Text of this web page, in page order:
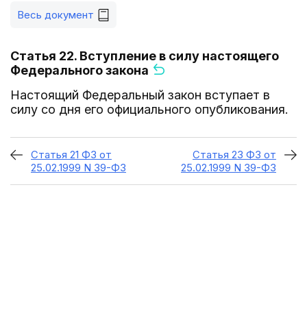
Весь документ
Статья 22. Вступление в силу настоящего
Федерального закона
Настоящий Федеральный закон вступает в
силу со дня его официального опубликования.
Статья 21 ФЗ от
25.02.1999 N 39-ФЗ
Статья 23 ФЗ от
25.02.1999 N 39-ФЗ